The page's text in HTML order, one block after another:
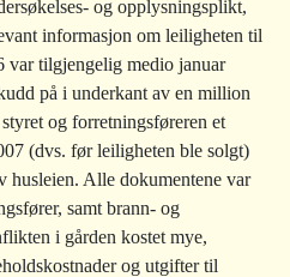
og opplysningsplikt,
informasjon om leiligheten til
var tilgjengelig medio januar
på i underkant av en million
og forretningsføreren et
(dvs. før leiligheten ble solgt)
husleien. Alle dokumentene var
samt brann- og
i gården kostet mye,
og utgifter til